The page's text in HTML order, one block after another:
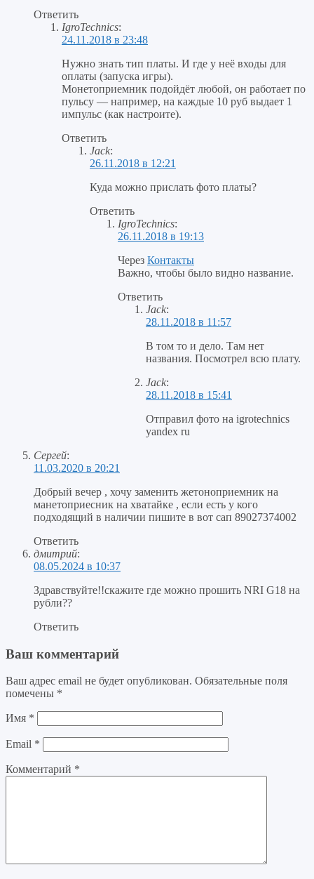
Ответить
IgroTechnics:
24.11.2018 в 23:48
Нужно знать тип платы. И где у неё входы для
оплаты (запуска игры).
Монетоприемник подойдёт любой, он работает по
пульсу — например, на каждые 10 руб выдает 1
импульс (как настроите).
Ответить
Jack:
26.11.2018 в 12:21
Куда можно прислать фото платы?
Ответить
IgroTechnics:
26.11.2018 в 19:13
Через Контакты
Важно, чтобы было видно название.
Ответить
Jack:
28.11.2018 в 11:57
В том то и дело. Там нет
названия. Посмотрел всю плату.
Jack:
28.11.2018 в 15:41
Отправил фото на igrotechnics
yandex ru
Сергей:
11.03.2020 в 20:21
Добрый вечер , хочу заменить жетоноприемник на
манетоприесник на хватайке , если есть у кого
подходящий в наличии пишите в вот сап 89027374002
Ответить
дмитрий:
08.05.2024 в 10:37
Здравствуйте!!скажите где можно прошить NRI G18 на
рубли??
Ответить
Ваш комментарий
Ваш адрес email не будет опубликован. Обязательные поля
помечены *
Имя *
Email *
Комментарий *